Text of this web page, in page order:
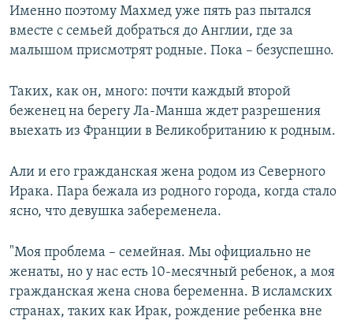
Именно поэтому Махмед уже пять раз пытался
вместе с семьей добраться до Англии, где за
малышом присмотрят родные. Пока – безуспешно.
Таких, как он, много: почти каждый второй
беженец на берегу Ла-Манша ждет разрешения
выехать из Франции в Великобританию к родным.
Али и его гражданская жена родом из Северного
Ирака. Пара бежала из родного города, когда стало
ясно, что девушка забеременела.
"Моя проблема – семейная. Мы официально не
женаты, но у нас есть 10-месячный ребенок, а моя
гражданская жена снова беременна. В исламских
странах, таких как Ирак, рождение ребенка вне